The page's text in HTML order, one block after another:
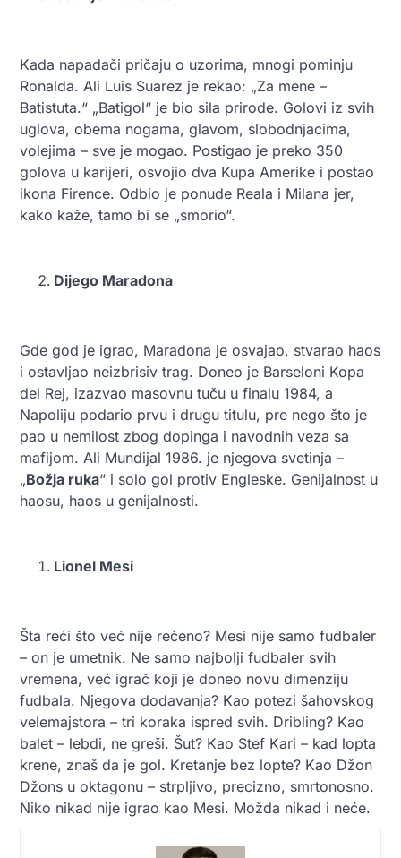
Kada napadači pričaju o uzorima, mnogi pominju
Ronalda. Ali Luis Suarez je rekao: „Za mene –
Batistuta.“ „Batigol“ je bio sila prirode. Golovi iz svih
uglova, obema nogama, glavom, slobodnjacima,
volejima – sve je mogao. Postigao je preko 350
golova u karijeri, osvojio dva Kupa Amerike i postao
ikona Firence. Odbio je ponude Reala i Milana jer,
kako kaže, tamo bi se „smorio“.
Dijego Maradona
Gde god je igrao, Maradona je osvajao, stvarao haos
i ostavljao neizbrisiv trag. Doneo je Barseloni Kopa
del Rej, izazvao masovnu tuču u finalu 1984, a
Napoliju podario prvu i drugu titulu, pre nego što je
pao u nemilost zbog dopinga i navodnih veza sa
mafijom. Ali Mundijal 1986. je njegova svetinja –
„Božja ruka“ i solo gol protiv Engleske. Genijalnost u
haosu, haos u genijalnosti.
Lionel Mesi
Šta reći što već nije rečeno? Mesi nije samo fudbaler
– on je umetnik. Ne samo najbolji fudbaler svih
vremena, već igrač koji je doneo novu dimenziju
fudbala. Njegova dodavanja? Kao potezi šahovskog
velemajstora – tri koraka ispred svih. Dribling? Kao
balet – lebdi, ne greši. Šut? Kao Stef Kari – kad lopta
krene, znaš da je gol. Kretanje bez lopte? Kao Džon
Džons u oktagonu – strpljivo, precizno, smrtonosno.
Niko nikad nije igrao kao Mesi. Možda nikad i neće.